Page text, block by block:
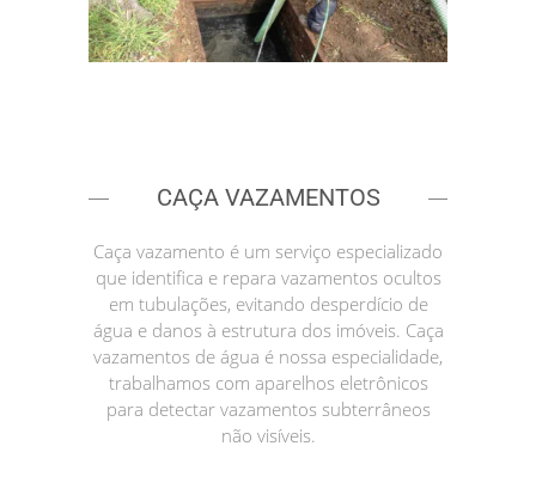
CAÇA VAZAMENTOS
Caça vazamento é um serviço especializado
que identifica e repara vazamentos ocultos
em tubulações, evitando desperdício de
água e danos à estrutura dos imóveis. Caça
vazamentos de água é nossa especialidade,
trabalhamos com aparelhos eletrônicos
para detectar vazamentos subterrâneos
não visíveis.